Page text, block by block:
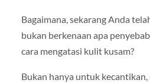
Bagaimana, sekarang Anda
bukan berkenaan apa
cara mengatasi kulit kusam?
Bukan hanya untuk